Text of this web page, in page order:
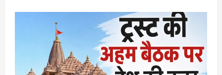
C-
RAM
मिसाइल
सिस्टम,
क्या
हैं
इसकी